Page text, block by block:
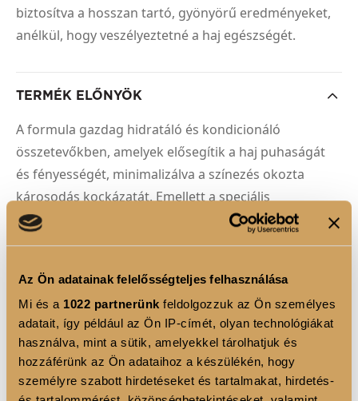
Az Ön adatainak felelősségteljes felhasználása
Mi és a 1022 partnerünk feldolgozzuk az Ön személyes
adatait, így például az Ön IP-címét, olyan technológiákat
használva, mint a sütik, amelyekkel tárolhatjuk és
hozzáférünk az Ön adataihoz a készülékén, hogy
személyre szabott hirdetéseket és tartalmakat, hirdetés-
biztosítva a hosszan tartó, gyönyörű eredményeket,
anélkül, hogy veszélyeztetné a haj egészségét.
TERMÉK ELŐNYÖK
A formula gazdag hidratáló és kondicionáló
összetevőkben, amelyek elősegítik a haj puhaságát
és fényességét, minimalizálva a színezés okozta
károsodás kockázatát. Emellett a speciális
stabilizátoroknak köszönhetően a peroxid
megbízhatóan és egyenletesen fejti ki hatását,
anélkül, hogy veszélyeztetné a haj egészségét.
FELHASZNÁLÁSI JAVASLAT